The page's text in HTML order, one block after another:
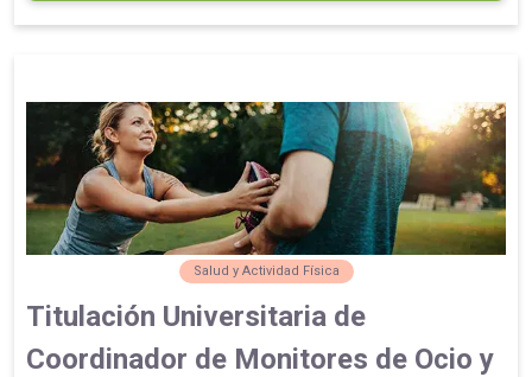
Salud y Actividad Física
Titulación Universitaria de
Coordinador de Monitores de Ocio y